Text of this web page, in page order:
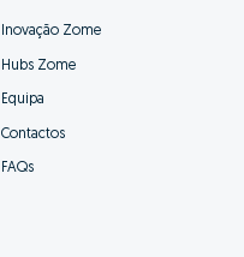
Inovação Zome
Hubs Zome
Equipa
Contactos
FAQs